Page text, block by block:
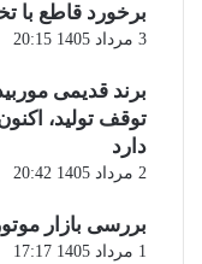
برخورد قاطع با
3 مرداد 1405 20:15
توقف تولید،
دارد
2 مرداد 1405 20:42
بررسی بازار
1 مرداد 1405 17:17